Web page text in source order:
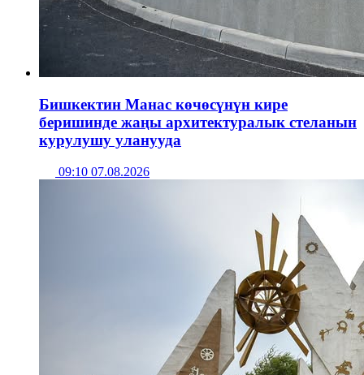
Бишкектин Манас көчөсүнүн кире
беришинде жаңы архитектуралык стеланын
курулушу уланууда
09:10 07.08.2026